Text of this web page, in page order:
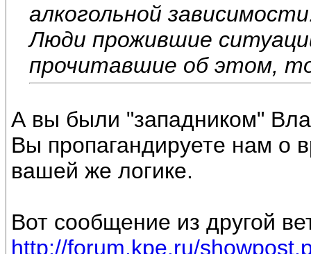
алкогольной
Люди прожившие
прочитавшие об этом,
А вы были "западником"
Вы пропагандируете нам о
вашей же логике.
Вот сообщение из другой
http://forum.kpe.ru/